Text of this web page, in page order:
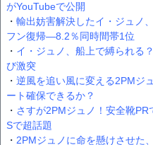
がYouTubeで公開
・ 輸出妨害解決したイ・ジュノ
フン復帰―8.2％同時間帯1位
・ イ・ジュノ、船上で縛られる
び激突
・ 逆風を追い風に変える2PMジ
ート確保できるか？
・ さすが2PMジュノ！安全靴PR
Sで超話題
・ 2PMジュノに命を懸けさせた